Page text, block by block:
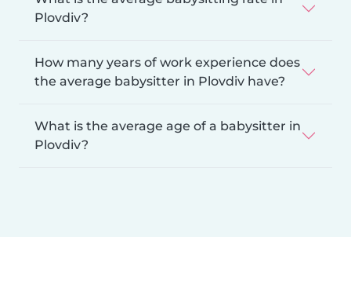
Plovdiv?
How many years of work experience does
the average babysitter in Plovdiv have?
What is the average age of a babysitter in
Plovdiv?